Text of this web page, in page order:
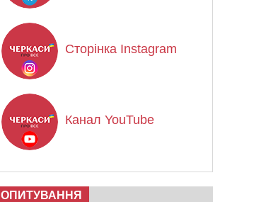
Сторінка Instagram
Канал YouTube
ОПИТУВАННЯ